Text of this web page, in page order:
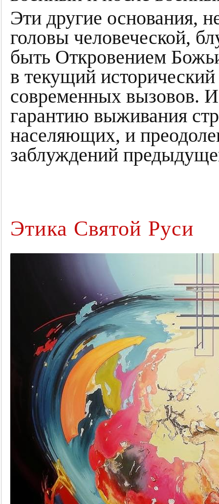
Эти другие основания,
головы человеческой,
быть Откровением
в текущий
современных вызовов. И
гарантию выживания
населяющих, и
заблуждений
Этика Святой Руси